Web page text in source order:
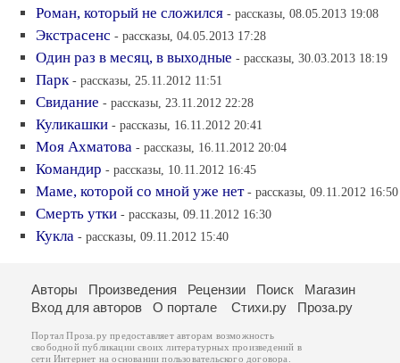
Роман, который не сложился - рассказы, 08.05.2013 19:08
Экстрасенс - рассказы, 04.05.2013 17:28
Один раз в месяц, в выходные - рассказы, 30.03.2013 18:19
Парк - рассказы, 25.11.2012 11:51
Свидание - рассказы, 23.11.2012 22:28
Куликашки - рассказы, 16.11.2012 20:41
Моя Ахматова - рассказы, 16.11.2012 20:04
Командир - рассказы, 10.11.2012 16:45
Маме, которой со мной уже нет - рассказы, 09.11.2012 16:50
Смерть утки - рассказы, 09.11.2012 16:30
Кукла - рассказы, 09.11.2012 15:40
Авторы Произведения Рецензии Поиск
Магазин
Вход для авторов
О портале Стихи.ру Проза.ру
Портал Проза.ру предоставляет авторам возможность
свободной публикации своих литературных произведений в
сети Интернет на основаниипользовательского договора